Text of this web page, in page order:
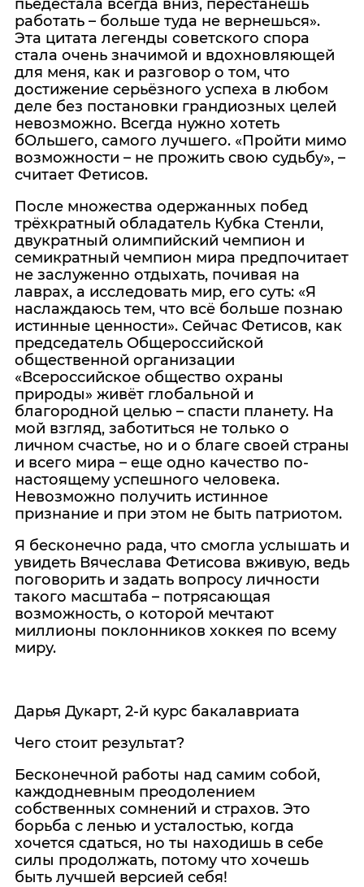
пьедестала всегда вниз, перестанешь
работать – больше туда не вернешься».
Эта цитата легенды советского спора
стала очень значимой и вдохновляющей
для меня, как и разговор о том, что
достижение серьёзного успеха в любом
деле без постановки грандиозных целей
невозможно. Всегда нужно хотеть
бОльшего, самого лучшего. «Пройти мимо
возможности – не прожить свою судьбу», –
считает Фетисов.
После множества одержанных побед
трёхкратный обладатель Кубка Стенли,
двукратный олимпийский чемпион и
семикратный чемпион мира предпочитает
не заслуженно отдыхать, почивая на
лаврах, а исследовать мир, его суть: «Я
наслаждаюсь тем, что всё больше познаю
истинные ценности». Сейчас Фетисов, как
председатель Общероссийской
общественной организации
«Всероссийское общество охраны
природы» живёт глобальной и
благородной целью – спасти планету. На
мой взгляд, заботиться не только о
личном счастье, но и о благе своей страны
и всего мира – еще одно качество по-
настоящему успешного человека.
Невозможно получить истинное
признание и при этом не быть патриотом.
Я бесконечно рада, что смогла услышать и
увидеть Вячеслава Фетисова вживую, ведь
поговорить и задать вопросу личности
такого масштаба – потрясающая
возможность, о которой мечтают
миллионы поклонников хоккея по всему
миру.
Дарья Дукарт, 2-й курс бакалавриата
Чего стоит результат?
Бесконечной работы над самим собой,
каждодневным преодолением
собственных сомнений и страхов. Это
борьба с ленью и усталостью, когда
хочется сдаться, но ты находишь в себе
силы продолжать, потому что хочешь
быть лучшей версией себя!